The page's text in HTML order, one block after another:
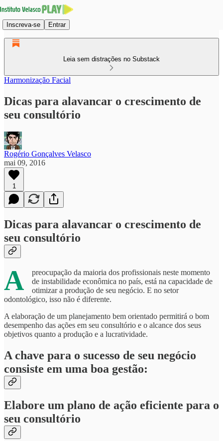
Inscreva-se Entrar
Leia sem distrações no Substack
Harmonização Facial
Dicas para alavancar o crescimento de
seu consultório
Rogério Gonçalves Velasco
mai 09, 2016
1
Dicas para alavancar o crescimento de
seu consultório
A
preocupação da maioria dos profissionais neste momento
de instabilidade econômica no país, está na capacidade de
otimizar a produção de seu negócio. E no setor
odontológico, isso não é diferente.
A elaboração de um planejamento bem orientado permitirá o bom
desempenho das ações em seu consultório e o alcance dos seus
objetivos quanto a produção e a lucratividade.
A chave para o sucesso de seu negócio
consiste em uma boa gestão:
Elabore um plano de ação eficiente para o
seu consultório